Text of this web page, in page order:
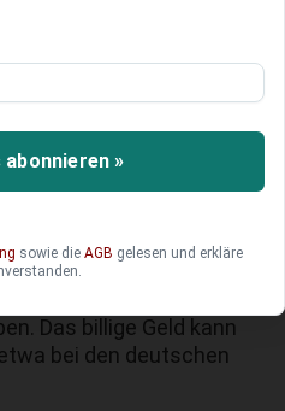
vor
Finanzgruppe,
der EZB
Eine neuen
Das billige Geld kann
bei den deutschen
»
sowie die AGB gelesen und erkläre